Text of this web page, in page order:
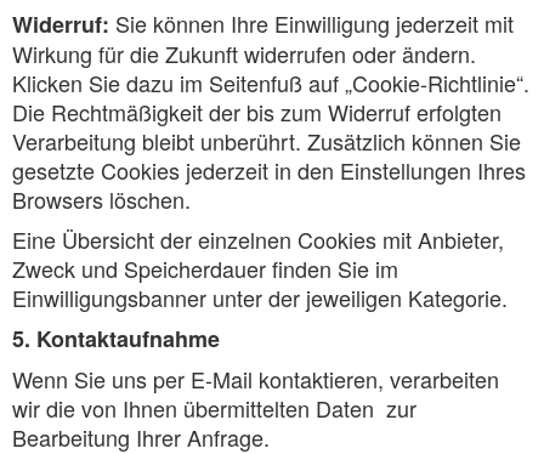
Widerruf: Sie können Ihre Einwilligung jederzeit mit
Wirkung für die Zukunft widerrufen oder ändern.
Klicken Sie dazu im Seitenfuß auf „Cookie-Richtlinie“.
Die Rechtmäßigkeit der bis zum Widerruf erfolgten
Verarbeitung bleibt unberührt. Zusätzlich können Sie
gesetzte Cookies jederzeit in den Einstellungen Ihres
Browsers löschen.
Eine Übersicht der einzelnen Cookies mit Anbieter,
Zweck und Speicherdauer finden Sie im
Einwilligungsbanner unter der jeweiligen Kategorie.
5. Kontaktaufnahme
Wenn Sie uns per E-Mail kontaktieren, verarbeiten
wir die von Ihnen übermittelten Daten zur
Bearbeitung Ihrer Anfrage.